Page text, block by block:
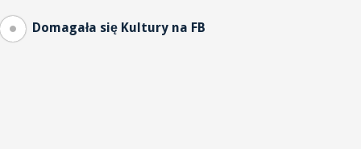
Domagała się Kultury na FB